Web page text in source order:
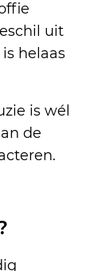
uit
helaas
is wél
de